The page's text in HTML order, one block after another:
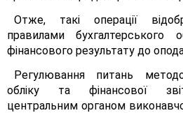
Отже, такі операції
правилами бухгалтерського
фінансового результату до
Регулювання питань
обліку та фінансової
центральним органом